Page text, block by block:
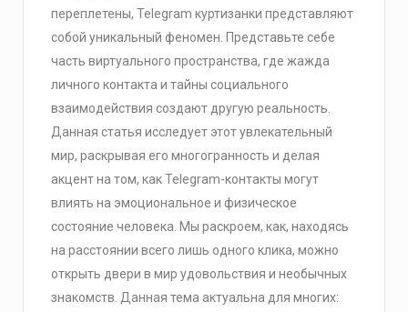
переплетены, Telegram куртизанки представляют
собой уникальный феномен. Представьте себе
часть виртуального пространства, где жажда
личного контакта и тайны социального
взаимодействия создают другую реальность.
Данная статья исследует этот увлекательный
мир, раскрывая его многогранность и делая
акцент на том, как Telegram-контакты могут
влиять на эмоциональное и физическое
состояние человека. Мы раскроем, как, находясь
на расстоянии всего лишь одного клика, можно
открыть двери в мир удовольствия и необычных
знакомств. Данная тема актуальна для многих: